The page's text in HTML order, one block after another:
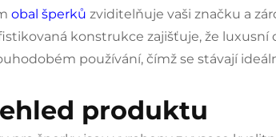
obal šperků zviditelňuje vaši značku a
konstrukce zajišťuje, že
používání, čímž se stávají
produktu